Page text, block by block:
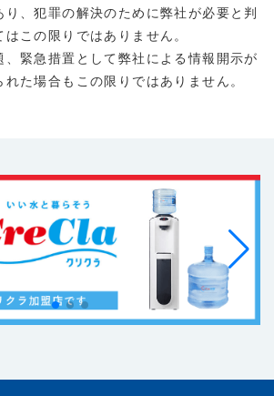
、犯罪の解決のために弊社が必要と判
この限りではありません。
、緊急措置として弊社による情報開示が
た場合もこの限りではありません。